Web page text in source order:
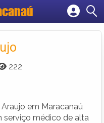
empresa
222
em Maracanaú
serviço médico de alta